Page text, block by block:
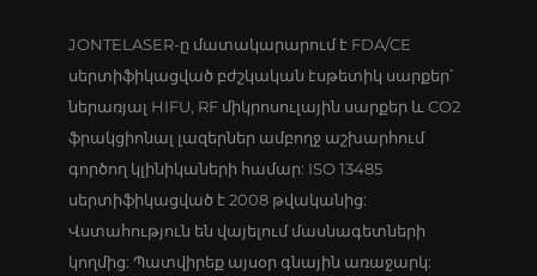
JONTELASER-ը մատակարարում է FDA/CE
սերտիֆիկացված բժշկական էսթետիկ սարքեր՝
ներառյալ HIFU, RF միկրոսուլային սարքեր և CO2
ֆրակցիոնալ լազերներ ամբողջ աշխարհում
գործող կլինիկաների համար: ISO 13485
սերտիֆիկացված է 2008 թվականից:
Վստահություն են վայելում մասնագետների
կողմից: Պատվիրեք այսօր գնային առաջարկ: